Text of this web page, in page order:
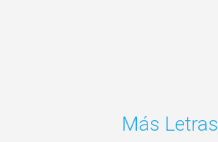
Más Letras